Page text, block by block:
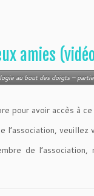
amies
au bout des doigts –
pour avoir accès à ce
l’association, veuillez
de l’association,